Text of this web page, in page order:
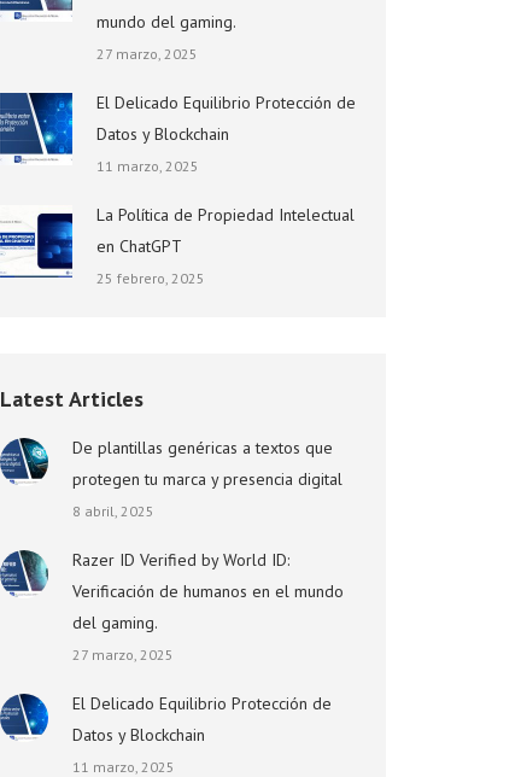
mundo del gaming.
27 marzo, 2025
El Delicado Equilibrio Protección de
Datos y Blockchain
11 marzo, 2025
La Política de Propiedad Intelectual
en ChatGPT
25 febrero, 2025
Latest Articles
De plantillas genéricas a textos que
protegen tu marca y presencia digital
8 abril, 2025
Razer ID Verified by World ID:
Verificación de humanos en el mundo
del gaming.
27 marzo, 2025
El Delicado Equilibrio Protección de
Datos y Blockchain
11 marzo, 2025